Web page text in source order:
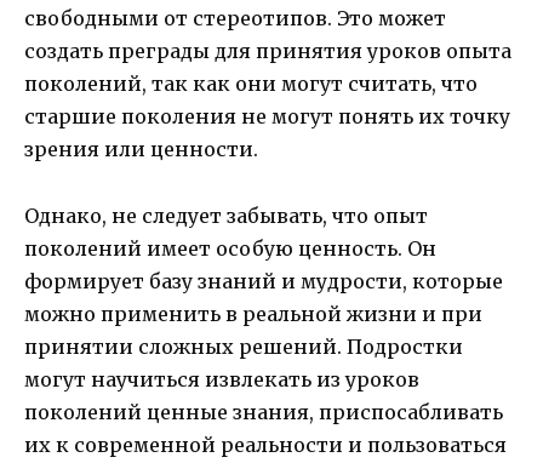
свободными от стереотипов. Это может
создать преграды для принятия уроков опыта
поколений, так как они могут считать, что
старшие поколения не могут понять их точку
зрения или ценности.
Однако, не следует забывать, что опыт
поколений имеет особую ценность. Он
формирует базу знаний и мудрости, которые
можно применить в реальной жизни и при
принятии сложных решений. Подростки
могут научиться извлекать из уроков
поколений ценные знания, приспосабливать
их к современной реальности и пользоваться